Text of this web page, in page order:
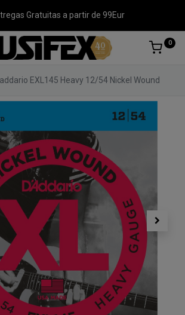
Gratuitas a partir de 99Eur
0
EXL145 Heavy 12/54 Nickel Wound